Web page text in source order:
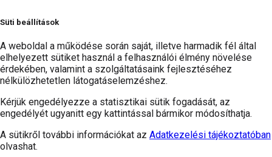
Süti beállítások
A weboldal a működése során saját, illetve harmadik fél által
elhelyezett sütiket használ a felhasználói élmény növelése
érdekében, valamint a szolgáltatásaink fejlesztéséhez
nélkülözhetetlen látogatáselemzéshez.
Kérjük engedélyezze a statisztikai sütik fogadását, az
engedélyét ugyanitt egy kattintással bármikor módosíthatja.
A sütikről további információkat az Adatkezelési tájékoztatóban
olvashat.